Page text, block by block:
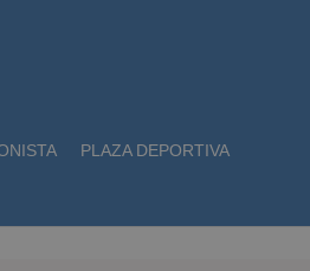
PLAZA DEPORTIVA